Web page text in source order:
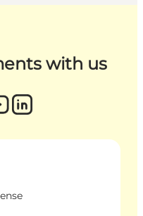
with us